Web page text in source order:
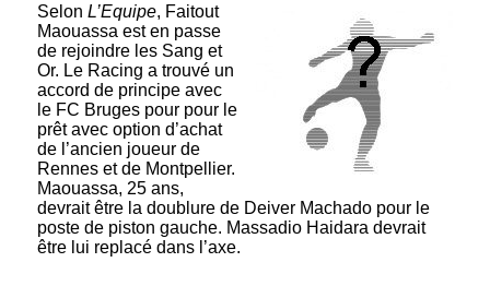
SelonL’Equipe, Faitout
Maouassa est en passe
de rejoindre les Sang et
Or. Le Racing a trouvé un
accord de principe avec
le FC Bruges pour pour le
prêt avec option d’achat
de l’ancien joueur de
Rennes et de Montpellier.
Maouassa, 25 ans,
devrait être la doublure de Deiver Machado pour le
poste de piston gauche. Massadio Haidara devrait
être lui replacé dans l’axe.